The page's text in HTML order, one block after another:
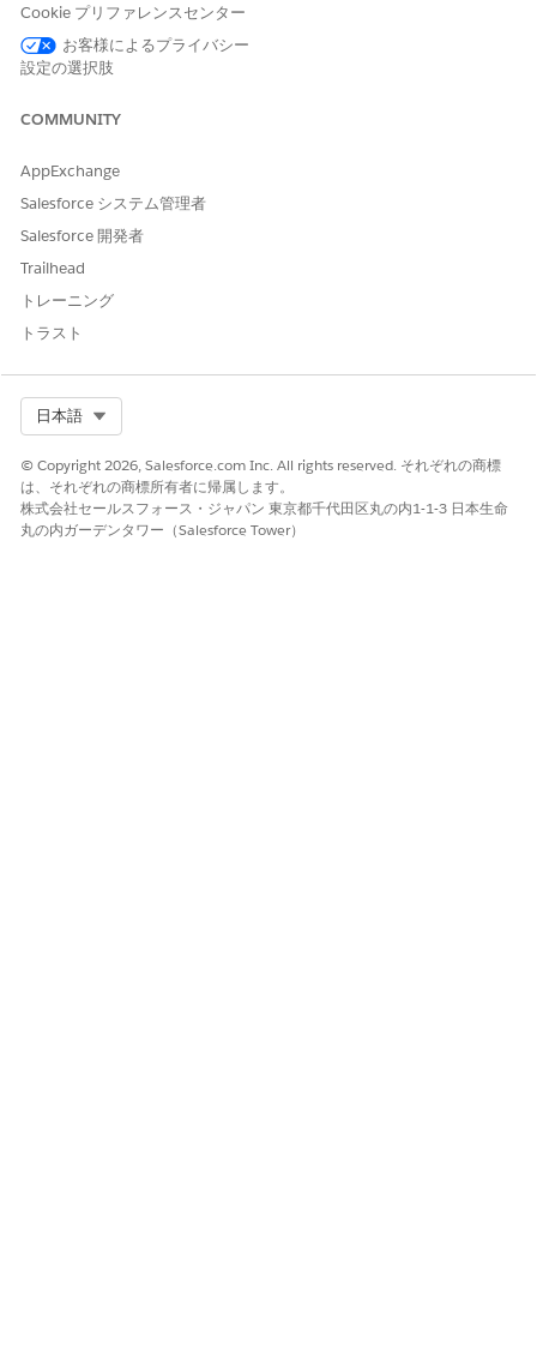
ートを作成します。カスタムレポートを使用して、組織または
Experience Cloud サイトの ID 検証動作のパターンを見つけ
ます。
誰がいつ何を変更したかの監査履歴を維持するには、項目履歴
オブジェクト項目を選択します。
デバッグログの監視
開発者コンソールまたは [設定] でユーザー、Apex クラス、お
よび Apex トリガーのログをトリガーするように追跡フラグを
設定します。結果のログを監視して、組織の問題を診断しま
強化できます。どのモバイルデバイスが Salesforce 組織にア
クセスしているかを追跡して監視できます。紛失したデバイス
または盗難にあったデバイスからのアクセスを取り消すことが
できます。また、組織へのデバイスのアクセス方法を定義する
プロセスおよびポリシーを作成することもできます。たとえ
ば、ログインを承認する前にデバイスからの承認要求を必要と
Cookie プリファレンスセンター
お客様によるプライバシー
設定の選択肢
COMMUNITY
AppExchange
Salesforce システム管理者
Salesforce 開発者
Trailhead
トレーニング
トラスト
日本語
© Copyright 2026, Salesforce.com Inc. All rights reserved. それぞれの商標
は、それぞれの商標所有者に帰属します。
株式会社セールスフォース・ジャパン 東京都千代田区丸の内1-1-3 日本生命
丸の内ガーデンタワー（Salesforce Tower）